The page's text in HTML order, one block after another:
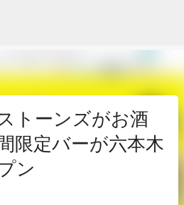
イン コンテンツに移動
トーンズがお酒
限定バーが六本木
ン